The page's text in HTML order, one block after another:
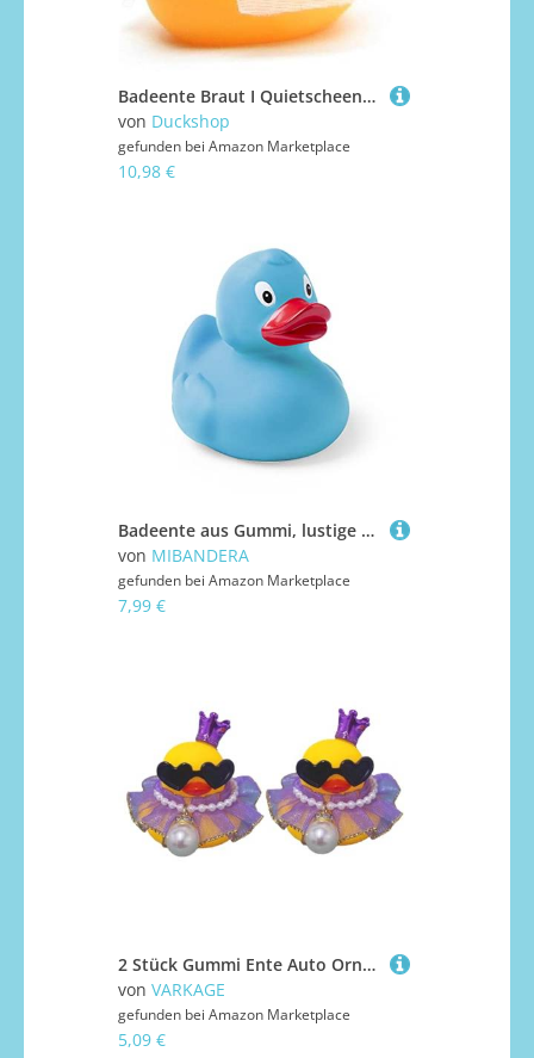
Badeente Braut I Quietscheentchen I L: 6 cm I Hochzeit
von Duckshop
gefunden bei Amazon Marketplace
10,98 €
Badeente aus Gummi, lustige Farben, wasser- und schmutzabweisend, ideal für das Babybad, ab 6 Monaten (blau)
von MIBANDERA
gefunden bei Amazon Marketplace
7,99 €
2 Stück Gummi Ente Auto Ornament, Quietscheente, Einzigartige Ente Auto Armaturenbrett Dekoration mit Mini Krone Rock Gläser Nette Prop
von VARKAGE
gefunden bei Amazon Marketplace
5,09 €